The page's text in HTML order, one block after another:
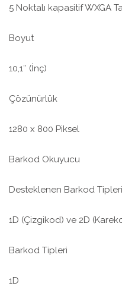
5 Noktalı kapasitif WXGA
Boyut
10,1″ (İnç)
Çözünürlük
1280 x 800 Piksel
Barkod Okuyucu
Desteklenen Barkod Tipleri
1D (Çizgikod) ve 2D
Barkod Tipleri
1D